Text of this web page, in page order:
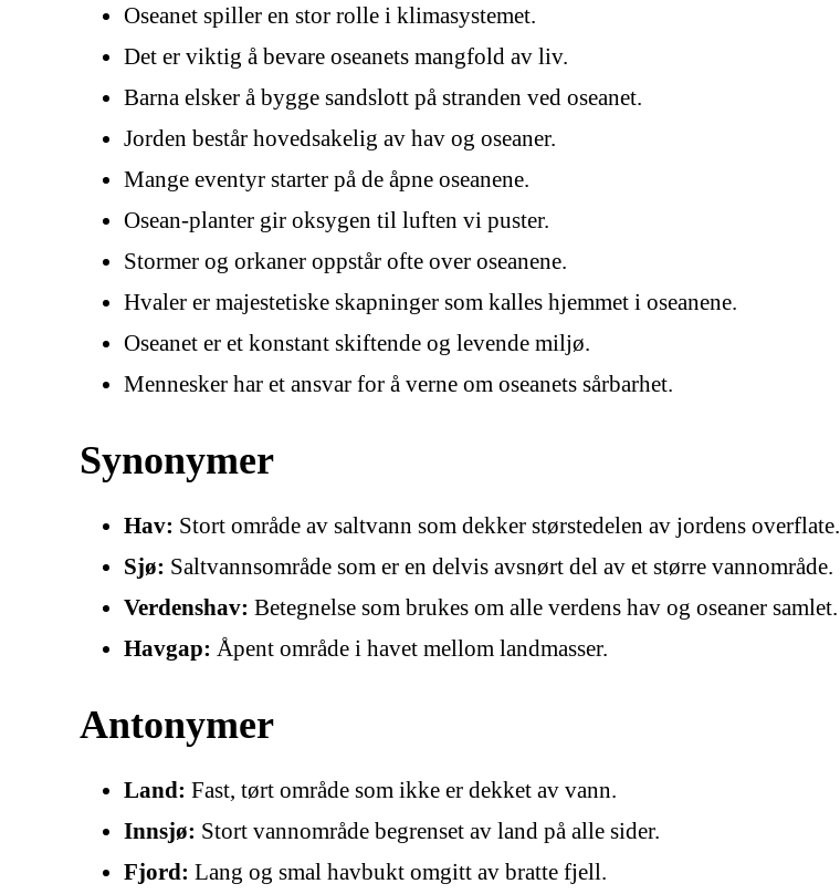
Oseanet spiller en stor rolle i klimasystemet.
Det er viktig å bevare oseanets mangfold av liv.
Barna elsker å bygge sandslott på stranden ved oseanet.
Jorden består hovedsakelig av hav og oseaner.
Mange eventyr starter på de åpne oseanene.
Osean-planter gir oksygen til luften vi puster.
Stormer og orkaner oppstår ofte over oseanene.
Hvaler er majestetiske skapninger som kalles hjemmet i oseanene.
Oseanet er et konstant skiftende og levende miljø.
Mennesker har et ansvar for å verne om oseanets sårbarhet.
Synonymer
Hav: Stort område av saltvann som dekker størstedelen av jordens overflate.
Sjø: Saltvannsområde som er en delvis avsnørt del av et større vannområde.
Verdenshav: Betegnelse som brukes om alle verdens hav og oseaner samlet.
Havgap: Åpent område i havet mellom landmasser.
Antonymer
Land: Fast, tørt område som ikke er dekket av vann.
Innsjø: Stort vannområde begrenset av land på alle sider.
Fjord: Lang og smal havbukt omgitt av bratte fjell.